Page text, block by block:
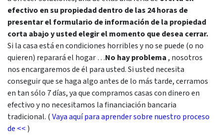
efectivo en su propiedad dentro de las 24 horas de
presentar el formulario de información de la propiedad
corta abajo y usted elegir el momento que desea cerrar.
Si la casa está en condiciones horribles y no se puede (o no
quieren) reparará el hogar …No hay problema , nosotros
nos encargaremos de él para usted. Si usted necesita
conseguir que se haga algo antes de lo más tarde, cerramos
en tan sólo 7 días, ya que compramos casas con dinero en
efectivo y no necesitamos la financiación bancaria
tradicional. (Vaya aquí para aprender sobre nuestro proceso
de << )